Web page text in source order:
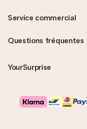
Questions fréquentes
YourSurprise
Service commercial